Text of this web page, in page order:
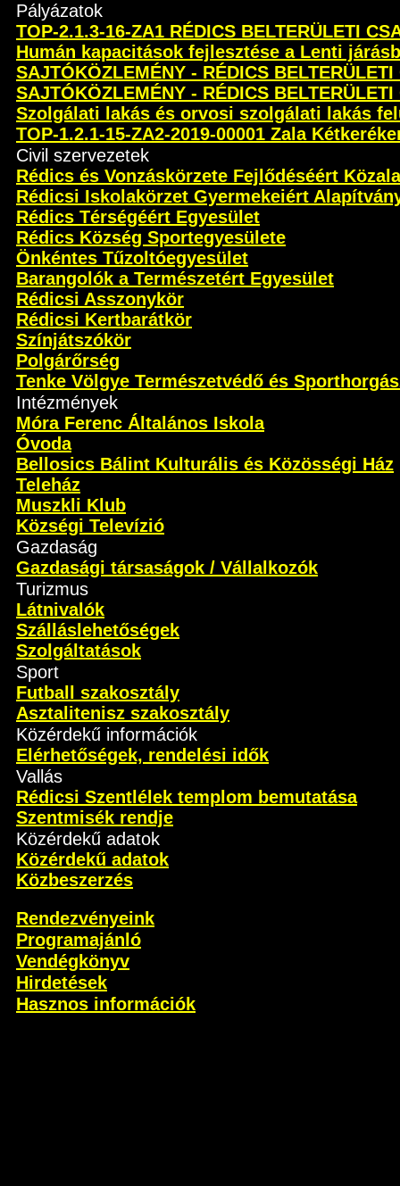
Pályázatok
TOP-2.1.3-16-ZA1 RÉDICS BELTERÜLETI
Humán kapacitások fejlesztése a Lenti
SAJTÓKÖZLEMÉNY - RÉDICS
SAJTÓKÖZLEMÉNY - RÉDICS
Szolgálati lakás és orvosi szolgálati lakás
TOP-1.2.1-15-ZA2-2019-00001 Zala
Civil szervezetek
Rédics és Vonzáskörzete Fejlődéséért
Rédicsi Iskolakörzet Gyermekeiért
Rédics Térségéért Egyesület
Rédics Község Sportegyesülete
Önkéntes Tűzoltóegyesület
Barangolók a Természetért Egyesület
Rédicsi Asszonykör
Rédicsi Kertbarátkör
Színjátszókör
Polgárőrség
Tenke Völgye Természetvédő és
Intézmények
Móra Ferenc Általános Iskola
Óvoda
Bellosics Bálint Kulturális és Közösségi Ház
Teleház
Muszkli Klub
Községi Televízió
Gazdaság
Gazdasági társaságok / Vállalkozók
Turizmus
Látnivalók
Szálláslehetőségek
Szolgáltatások
Sport
Futball szakosztály
Asztalitenisz szakosztály
Közérdekű információk
Elérhetőségek, rendelési idők
Vallás
Rédicsi Szentlélek templom bemutatása
Szentmisék rendje
Közérdekű adatok
Közérdekű adatok
Közbeszerzés
Rendezvényeink
Programajánló
Vendégkönyv
Hirdetések
Hasznos információk